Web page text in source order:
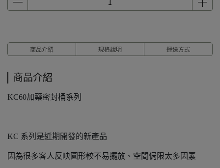
商品介紹 規格說明 運送方式
商品介紹
KC60加藥密封桶系列
KC 系列是近期開發的新產品
因為很多客人反映圓形較不易擺放、空間侷限太多因素